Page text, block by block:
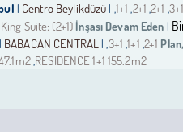
Centro Beylikdüzü | ,1+1 ,2+1 ,2+1 ,3+1
Suite: (2+1) İnşası Devam Eden
BABACAN CENTRAL | ,3+1 ,1+1 ,2+1
,RESIDENCE 1+1 155.2m2